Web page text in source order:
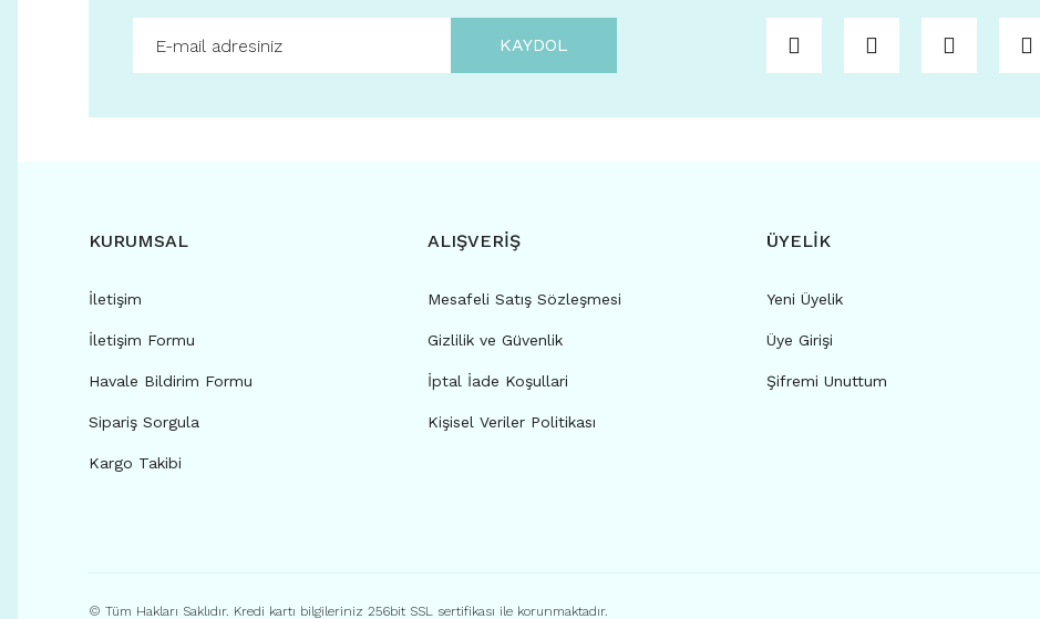
KAYDOL
KURUMSAL
İletişim
İletişim Formu
Havale Bildirim Formu
Sipariş Sorgula
Kargo Takibi
ALIŞVERİŞ
Mesafeli Satış Sözleşmesi
Gizlilik ve Güvenlik
İptal İade Koşullari
Kişisel Veriler Politikası
ÜYELİK
Yeni Üyelik
Üye Girişi
Şifremi Unuttum
© Tüm Hakları Saklıdır. Kredi kartı bilgileriniz 256bit SSL sertifikası ile korunmaktadır.